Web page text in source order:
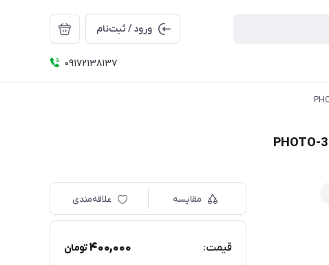
ورود / ثبت‌نام
09172138137
مقایسه علاقه‌مندی
قیمت: 400,000تومان